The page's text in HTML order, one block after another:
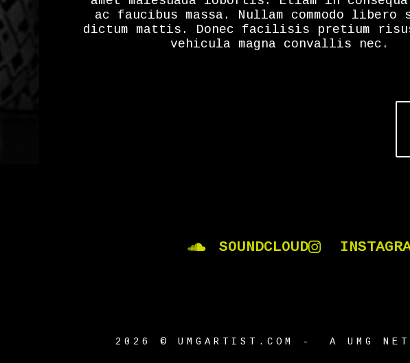
ac faucibus massa. Nullam commodo libero
dictum mattis. Donec facilisis pretium
vehicula magna convallis nec.
SOUNDCLOUD
2026 © UMGARTIST.COM - A UMG